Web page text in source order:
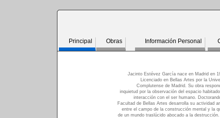
Principal Obras Información Personal
Jacinto Estévez García nace en Madrid en
Licenciado en Bellas Artes por la
Complutense de Madrid. Su obra
inquietud por la observación del espacio
interacción con el ser humano.
Facultad de Bellas Artes desarrolla su actividad
entre el campo de la construcción mental y la
de un mundo traslúcido abocado a la